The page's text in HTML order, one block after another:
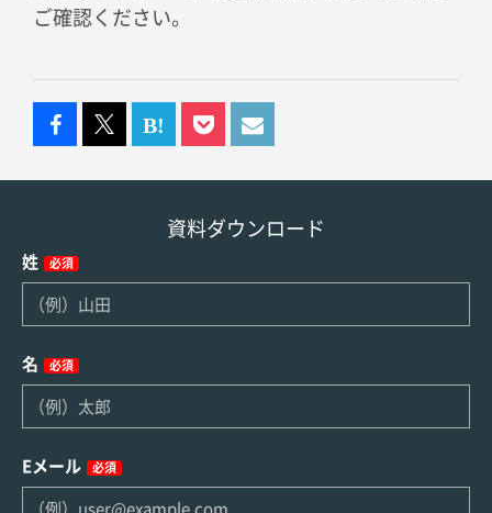
ご確認ください。
資料ダウンロード
姓 必須
名 必須
Eメール 必須